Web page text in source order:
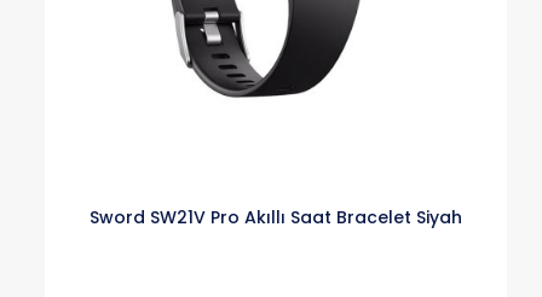
Sword SW21V Pro Akıllı Saat Bracelet Siyah